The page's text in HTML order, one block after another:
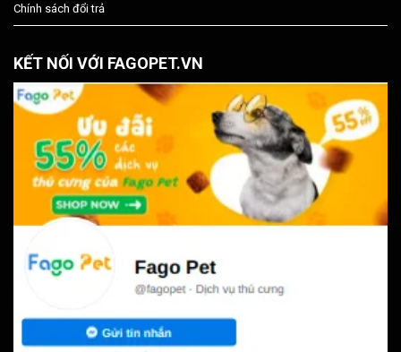
Chính sách đổi trả
KẾT NỐI VỚI FAGOPET.VN